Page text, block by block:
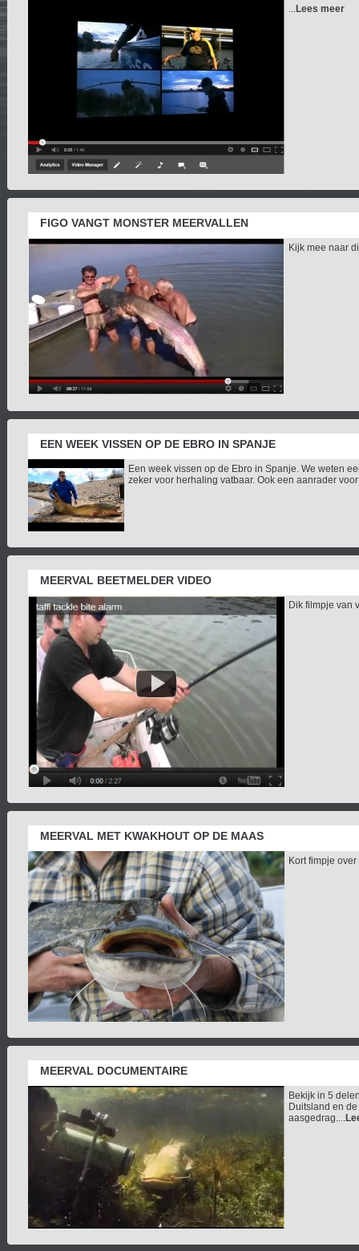
...Lees meer
FIGO VANGT MONSTER MEERVALLEN
Kijk mee naar
EEN WEEK VISSEN OP DE EBRO IN SPANJE
Een week vissen op de Ebro in Spanje. We weten
zeker voor herhaling vatbaar. Ook een aanrader
MEERVAL BEETMELDER VIDEO
Dik filmpje van
MEERVAL MET KWAKHOUT OP DE MAAS
Kort fimpje
MEERVAL DOCUMENTAIRE
Bekijk in 5
Duitsland en
aasgedrag....